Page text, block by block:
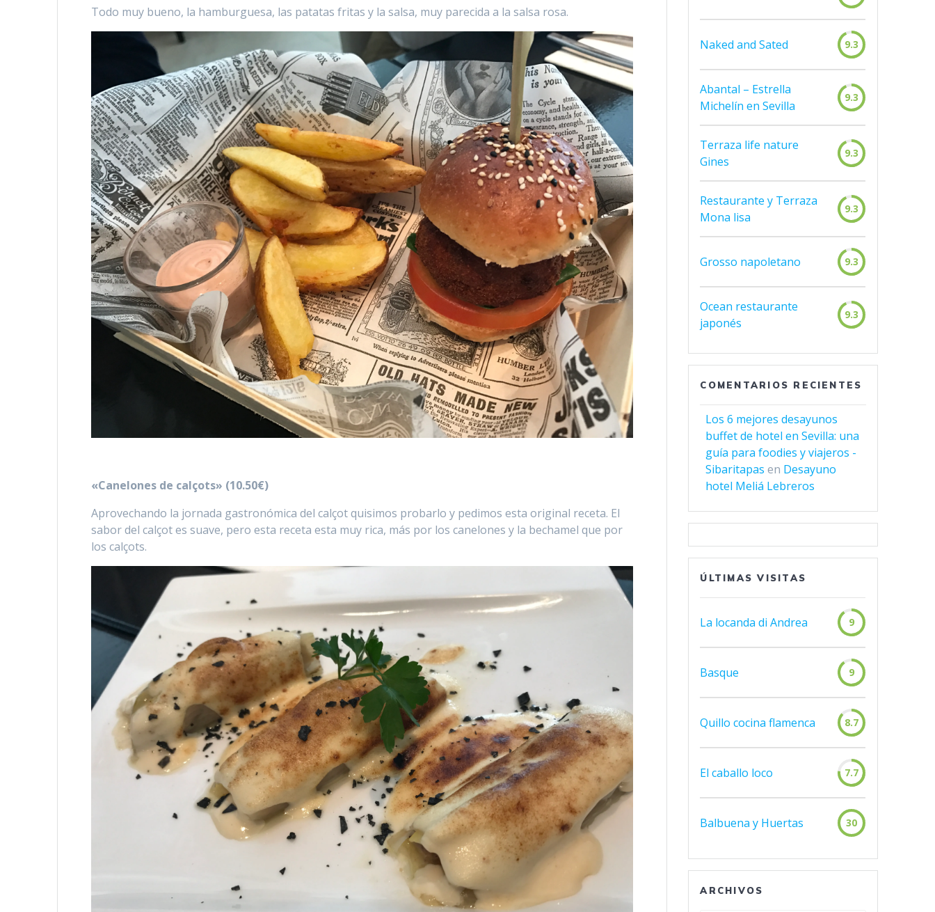
Todo muy bueno, la hamburguesa, las patatas fritas y la salsa, muy parecida a la salsa rosa.
«Canelones de calçots» (10.50€)
Aprovechando la jornada gastronómica del calçot quisimos probarlo y pedimos esta original receta. El
sabor del calçot es suave, pero esta receta esta muy rica, más por los canelones y la bechamel que por
los calçots.
Naked and Sated 9.3
Abantal – Estrella
Michelín en Sevilla
9.3
Terraza life nature
Gines
9.3
Restaurante y Terraza
Mona lisa
9.3
Grosso napoletano 9.3
Ocean restaurante
japonés
9.3
COMENTARIOS RECIENTES
Los 6 mejores desayunos
buffet de hotel en Sevilla: una
guía para foodies y viajeros -
Sibaritapas en Desayuno
hotel Meliá Lebreros
ÚLTIMAS VISITAS
La locanda di Andrea 9
Basque 9
Quillo cocina flamenca 8.7
El caballo loco 7.7
Balbuena y Huertas 30
ARCHIVOS